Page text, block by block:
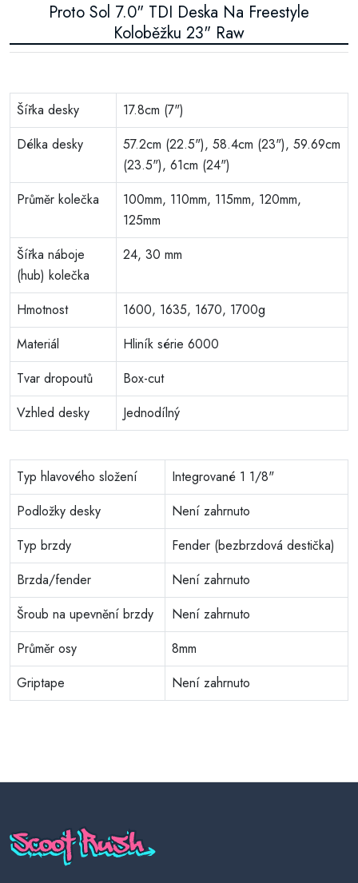
Proto Sol 7.0" TDI Deska Na Freestyle
Koloběžku 23" Raw
Šířka desky
17.8cm (7")
Délka desky
57.2cm (22.5"), 58.4cm (23"), 59.69cm
(23.5"), 61cm (24")
Průměr kolečka
100mm, 110mm, 115mm, 120mm,
125mm
Šířka náboje
(hub) kolečka
24, 30 mm
Hmotnost
1600, 1635, 1670, 1700g
Materiál
Hliník série 6000
Tvar dropoutů
Box-cut
Vzhled desky
Jednodílný
Typ hlavového složení
Integrované 1 1/8"
Podložky desky
Není zahrnuto
Typ brzdy
Fender (bezbrzdová destička)
Brzda/fender
Není zahrnuto
Šroub na upevnění brzdy
Není zahrnuto
Průměr osy
8mm
Griptape
Není zahrnuto